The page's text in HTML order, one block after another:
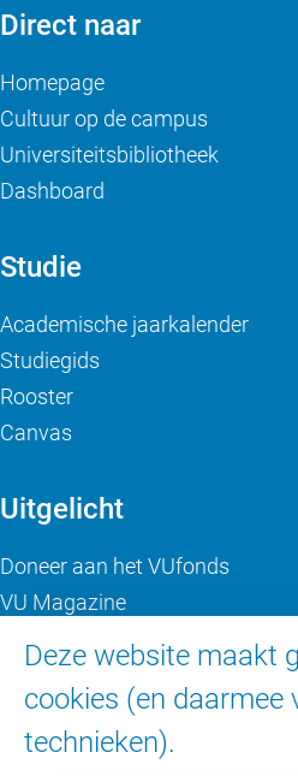
Deze website maakt
cookies (en daarmee
technieken).
Direct naar
Homepage
Cultuur op de campus
Universiteitsbibliotheek
Dashboard
Studie
Academische jaarkalender
Studiegids
Rooster
Canvas
Uitgelicht
Doneer aan het VUfonds
VU Magazine
Over de VU